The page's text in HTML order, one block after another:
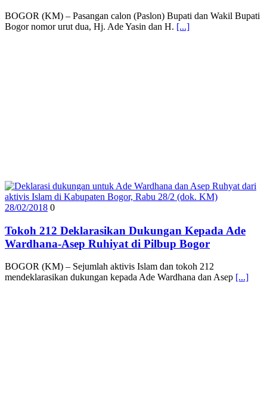
BOGOR (KM) – Pasangan calon (Paslon) Bupati dan Wakil Bupati
Bogor nomor urut dua, Hj. Ade Yasin dan H. [...]
28/02/2018 0
Tokoh 212 Deklarasikan Dukungan Kepada Ade
Wardhana-Asep Ruhiyat di Pilbup Bogor
BOGOR (KM) – Sejumlah aktivis Islam dan tokoh 212
mendeklarasikan dukungan kepada Ade Wardhana dan Asep [...]